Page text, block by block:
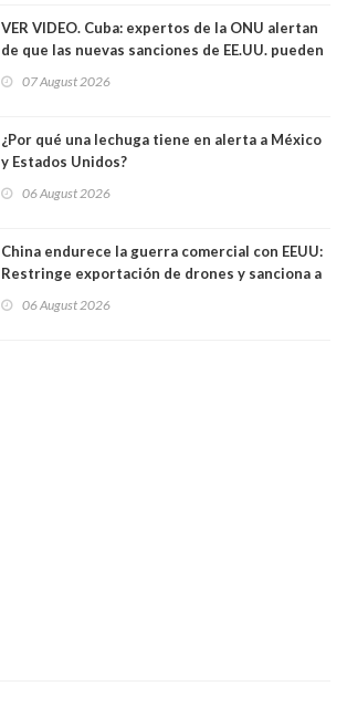
VER VIDEO. Cuba: expertos de la ONU alertan
de que las nuevas sanciones de EE.UU. pueden
07 August 2026
¿Por qué una lechuga tiene en alerta a México
y Estados Unidos?
06 August 2026
China endurece la guerra comercial con EEUU:
Restringe exportación de drones y sanciona a
06 August 2026